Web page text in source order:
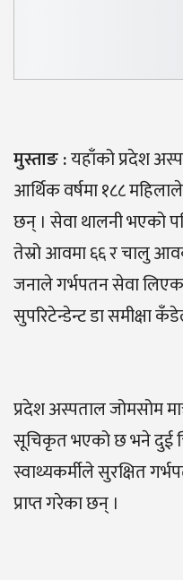
मुस्ताङ :यहाँको प्रदेश
आर्थिक वर्षमा १८८
छन् । सेवा थालनी भएको
तेस्रो आवमा ६६ र चालु
जनाले गर्भपतन सेवा
सुपरिटेन्डेन्ट डा समीक्षा
प्रदेश अस्पताल जोमसोम
सूचिकृत भएको छ भने दुई
स्वाथ्यकर्मीले सुरक्षित
प्राप्त गरेका छन् ।